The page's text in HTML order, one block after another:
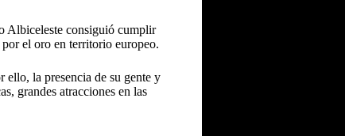
Albiceleste consiguió cumplir
el oro en territorio europeo.
ello, la presencia de su gente y
grandes atracciones en las